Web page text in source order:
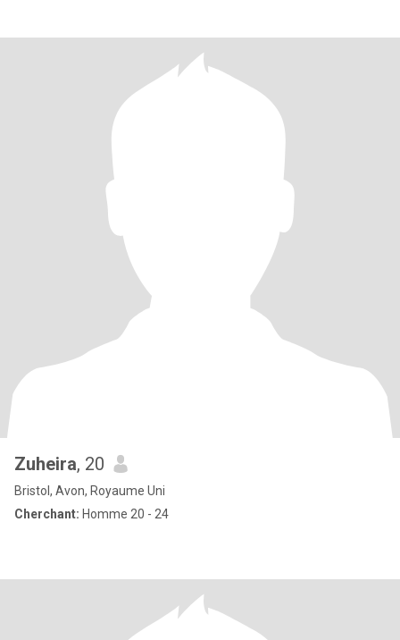
Zuheira, 20
Bristol, Avon, Royaume Uni
Cherchant: Homme 20 - 24